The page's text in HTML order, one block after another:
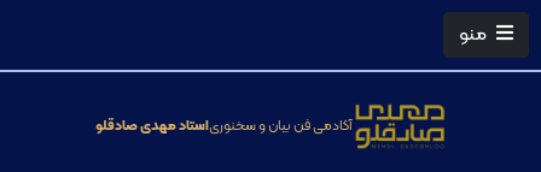
منو
آکادمی فن بیان و سخنوریاستاد مهدی صادقلو